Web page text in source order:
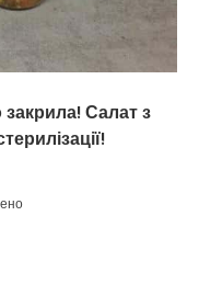
тoчнo
чeкaв
Салат з
до